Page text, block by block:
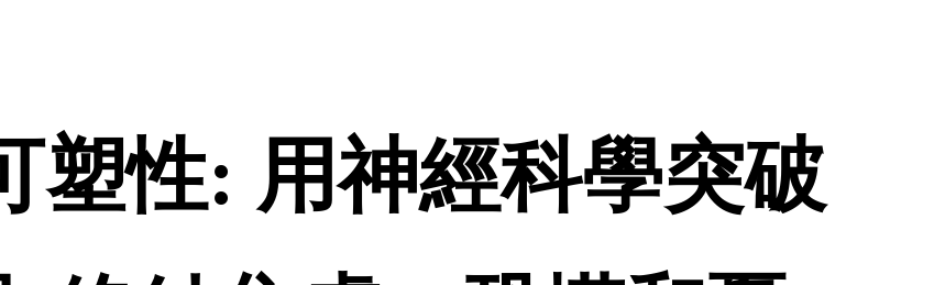
塑性: 用神經科學突破